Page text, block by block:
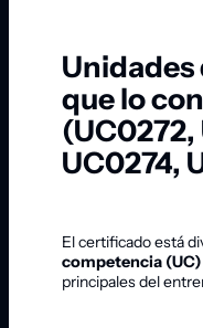
que lo
(UC0272,
UC0274,
El certificado está
competencia (UC)
principales del